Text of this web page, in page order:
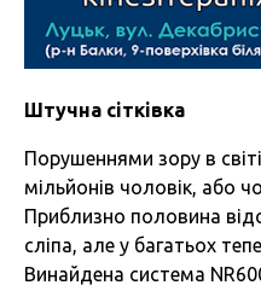
Штучна сітківка
Порушеннями зору в
мільйонів чоловік, або
Приблизно половина
сліпа, але у багатьох
Винайдена система